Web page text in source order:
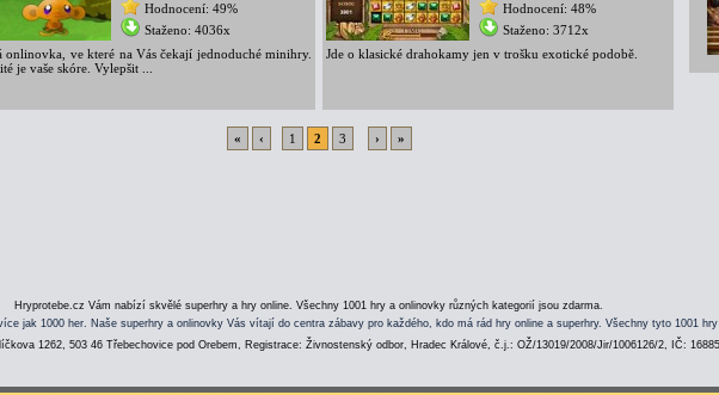
Hodnocení: 49%
Staženo: 4036x
onlinovka, ve které na Vás čekají jednoduché minihry.
je vaše skóre. Vylepšit ...
Hodnocení: 48%
Staženo: 3712x
Jde o klasické drahokamy jen v trošku exotické podobě.
« ‹ 1 2 3 › »
Hryprotebe.cz Vám nabízí skvělé superhry a hry online. Všechny 1001 hry a onlinovky různých kategorií jsou zdarma.
jak 1000 her. Naše superhry a onlinovky Vás vítají do centra zábavy pro každého, kdo má rád hry online a superhry. Všechny tyto 1001
1262, 503 46 Třebechovice pod Orebem, Registrace: Živnostenský odbor, Hradec Králové, č.j.: OŽ/13019/2008/Jir/1006126/2, IČ: